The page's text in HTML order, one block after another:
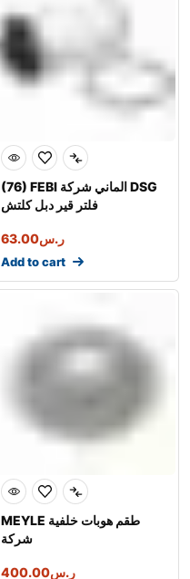
(76) FEBI الماني شركة DSG
فلتر قير دبل كلتش
ر.س63.00
Add to cart
MEYLE طقم هوبات خلفية
شركة
ر.س400.00